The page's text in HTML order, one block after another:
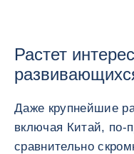
Растет
Даже крупнейшие
включая Китай, по-
сравнительно